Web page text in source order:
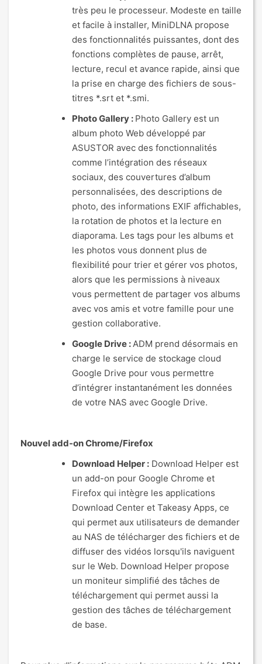
très peu le processeur. Modeste en taille
et facile à installer, MiniDLNA propose
des fonctionnalités puissantes, dont des
fonctions complètes de pause, arrêt,
lecture, recul et avance rapide, ainsi que
la prise en charge des fichiers de sous-
titres *.srt et *.smi.
Photo Gallery : Photo Gallery est un
album photo Web développé par
ASUSTOR avec des fonctionnalités
comme l’intégration des réseaux
sociaux, des couvertures d’album
personnalisées, des descriptions de
photo, des informations EXIF affichables,
la rotation de photos et la lecture en
diaporama. Les tags pour les albums et
les photos vous donnent plus de
flexibilité pour trier et gérer vos photos,
alors que les permissions à niveaux
vous permettent de partager vos albums
avec vos amis et votre famille pour une
gestion collaborative.
Google Drive :ADM prend désormais en
charge le service de stockage cloud
Google Drive pour vous permettre
d’intégrer instantanément les données
de votre NAS avec Google Drive.
Nouvel add-on Chrome/Firefox
Download Helper : Download Helper est
un add-on pour Google Chrome et
Firefox qui intègre les applications
Download Center et Takeasy Apps, ce
qui permet aux utilisateurs de demander
au NAS de télécharger des fichiers et de
diffuser des vidéos lorsqu'ils naviguent
sur le Web. Download Helper propose
un moniteur simplifié des tâches de
téléchargement qui permet aussi la
gestion des tâches de téléchargement
de base.